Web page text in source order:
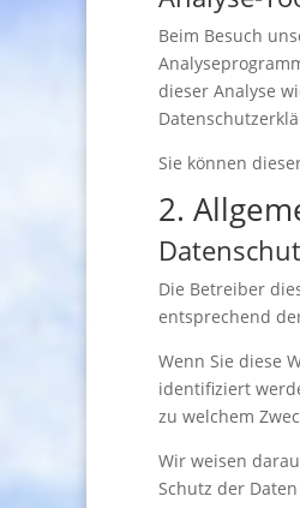
Beim Besuch
dieser Analyse
Sie können
2.
Die Betreiber
entsprechend
Wenn Sie diese
identifiziert
zu welchem
Wir weisen
Schutz der